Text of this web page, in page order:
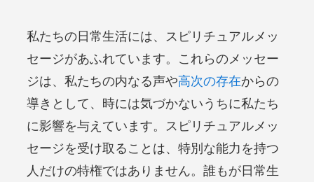
私たちの日常生活には、スピリチュアルメッ
セージがあふれています。これらのメッセー
ジは、私たちの内なる声や高次の存在からの
導きとして、時には気づかないうちに私たち
に影響を与えています。スピリチュアルメッ
セージを受け取ることは、特別な能力を持つ
人だけの特権ではありません。誰もが日常生